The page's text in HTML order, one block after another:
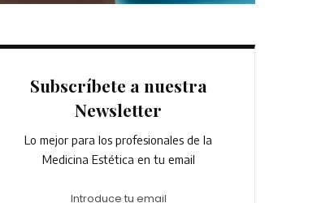
Subscríbete a nuestra
Newsletter
Lo mejor para los profesionales de la
Medicina Estética en tu email